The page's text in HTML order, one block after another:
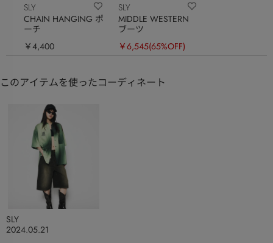
SLY
CHAIN HANGING ポ
ーチ
￥4,400
SLY
MIDDLE WESTERN
ブーツ
￥6,545(65%OFF)
このアイテムを使ったコーディネート
2024.05.21
SLY